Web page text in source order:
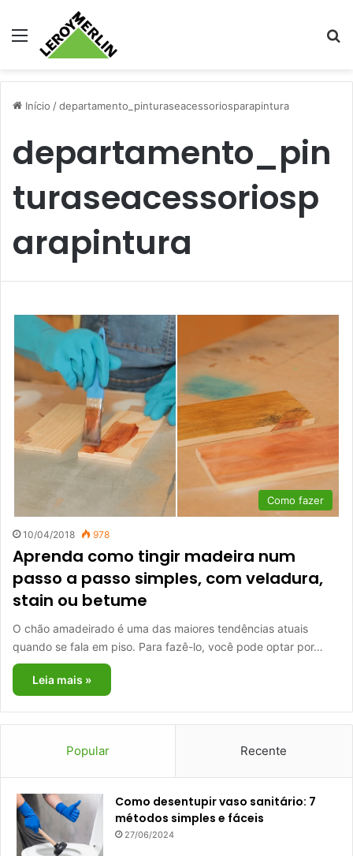
Menu
Início /departamento_pinturaseacessoriosparapintura
departamento_pin
turaseacessoriosp
arapintura
Como fazer
10/04/2018 978
Aprenda como tingir madeira num
passo a passo simples, com veladura,
stain ou betume
O chão amadeirado é uma das maiores tendências atuais
quando se fala em piso. Para fazê-lo, você pode optar por…
Leia mais »
Popular Recente
Como desentupir vaso sanitário: 7
métodos simples e fáceis
27/06/2024